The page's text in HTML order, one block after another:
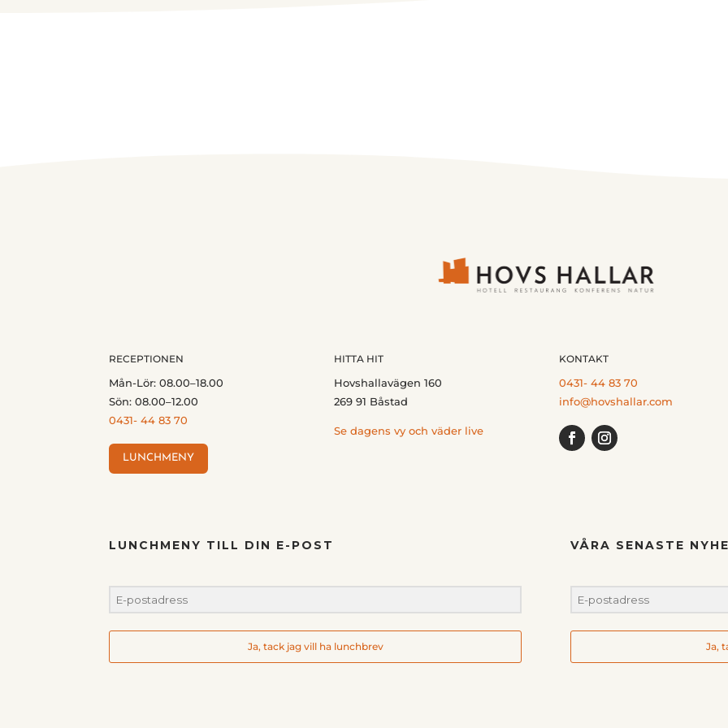
RECEPTIONEN
Mån-Lör: 08.00–18.00
Sön: 08.00–12.00
0431- 44 83 70
LUNCHMENY
HITTA HIT
Hovshallavägen 160
269 91 Båstad
Se dagens vy och väder live
KONTAKT
0431- 44 83 70
info@hovshallar.com
LUNCHMENY TILL DIN E-POST
Ja, tack jag vill ha lunchbrev
VÅRA SENASTE
Ja,